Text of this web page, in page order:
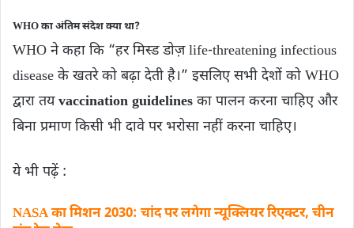
WHO का अंतिम संदेश क्या था?
WHO ने कहा कि “हर मिस्ड डोज़ life-threatening infectious
disease के खतरे को बढ़ा देती है।” इसलिए सभी देशों को WHO
द्वारा तयvaccination guidelines का पालन करना चाहिए और
बिना प्रमाण किसी भी दावे पर भरोसा नहीं करना चाहिए।
ये भी पढ़ें :
NASA का मिशन 2030: चांद पर लगेगा न्यूक्लियर रिएक्टर, चीन